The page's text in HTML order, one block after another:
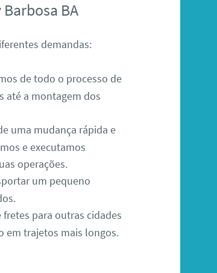
BA
demandas:
de todo o processo de
até a montagem dos
uma mudança rápida e
e executamos
operações.
um pequeno
para outras cidades
em trajetos mais longos.